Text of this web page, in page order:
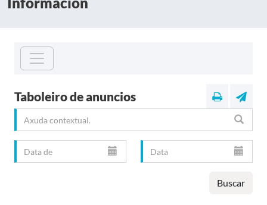
Taboleiro de anuncios
Buscar